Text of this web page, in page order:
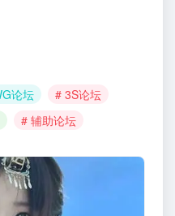
论坛
# 3S论坛
# 辅助论坛